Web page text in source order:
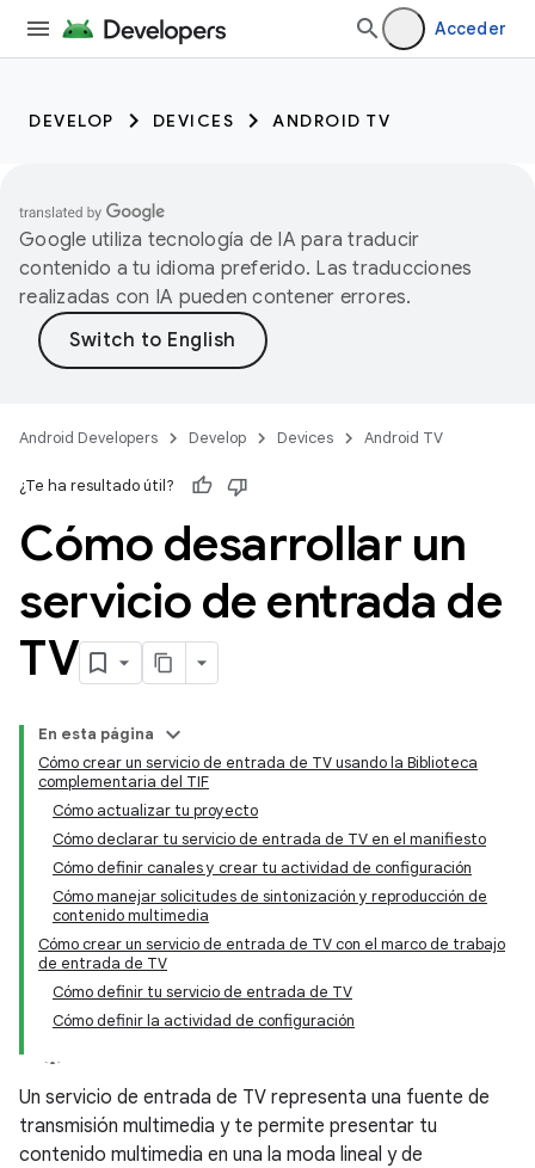
Acceder
DEVELOP DEVICES ANDROID TV
Google utiliza tecnología de IA para traducir
contenido a tu idioma preferido. Las traducciones
realizadas con IA pueden contener errores.
Android Developers Develop Devices Android TV
¿Te ha resultado útil?
Cómo desarrollar un
servicio de entrada de
TV
En esta página
Cómo crear un servicio de entrada de TV usando la Biblioteca
complementaria del TIF
Cómo actualizar tu proyecto
Cómo declarar tu servicio de entrada de TV en el manifiesto
Cómo definir canales y crear tu actividad de configuración
Cómo manejar solicitudes de sintonización y reproducción de
contenido multimedia
Cómo crear un servicio de entrada de TV con el marco de trabajo
de entrada de TV
Cómo definir tu servicio de entrada de TV
Cómo definir la actividad de configuración
Un servicio de entrada de TV representa una fuente de
transmisión multimedia y te permite presentar tu
contenido multimedia en una la moda lineal y de